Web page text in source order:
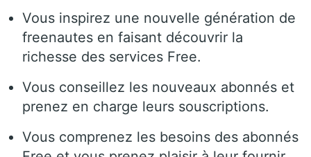
Vous inspirez une nouvelle génération de
freenautes en faisant découvrir la
richesse des services Free.
Vous conseillez les nouveaux abonnés et
prenez en charge leurs souscriptions.
Vous comprenez les besoins des abonnés